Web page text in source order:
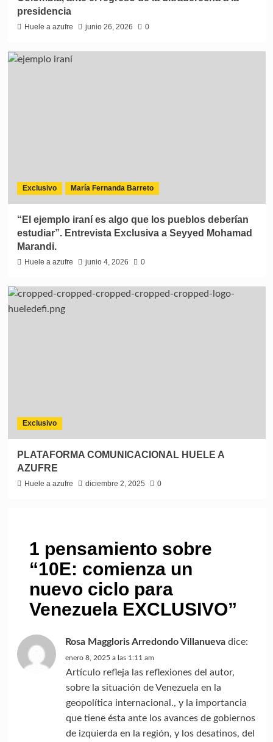
presidencia
Huele a azufre junio 26, 2026 0
Exclusivo María Fernanda Barreto
“El ejemplo iraní es algo que los pueblos deberían
estudiar”. Entrevista Exclusiva a Seyyed Mohamad
Marandi.
Huele a azufre junio 4, 2026 0
Exclusivo
PLATAFORMA COMUNICACIONAL HUELE A
AZUFRE
Huele a azufre diciembre 2, 2025 0
1 pensamiento sobre
“10E: comienza un
nuevo ciclo para
Venezuela EXCLUSIVO”
Rosa Maggloris Arredondo Villanueva dice:
enero 8, 2025 a las 1:11 am
Artículo refleja las reflexiones del autor,
sobre la situación de Venezuela en la
geopolítica internacional., y la importancia
que tiene ésta ante los avances de gobiernos
de izquierda en la región, y los desatinos, del